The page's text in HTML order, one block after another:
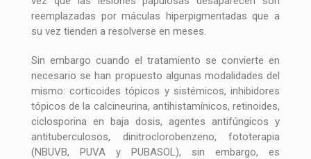
reemplazadas por máculas hiperpigmentadas que a
su vez tienden a resolverse en meses.
Sin embargo cuando el tratamiento se convierte en
necesario se han propuesto algunas modalidades del
mismo: corticoides tópicos y sistémicos, inhibidores
tópicos de la calcineurina, antihistamínicos, retinoides,
ciclosporina en baja dosis, agentes antifúngicos y
antituberculosos, dinitroclorobenzeno, fototerapia
(NBUVB, PUVA y PUBASOL), sin embargo, es